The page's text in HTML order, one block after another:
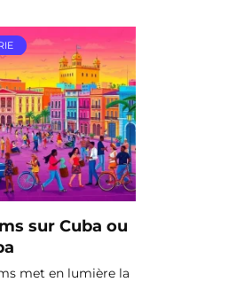
sur Cuba ou
met en lumière la